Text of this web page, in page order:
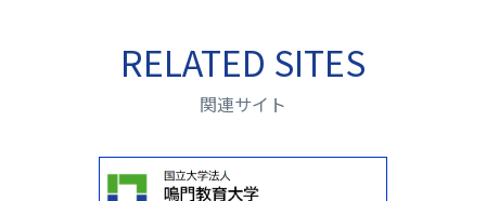
RELATED SITES
関連サイト